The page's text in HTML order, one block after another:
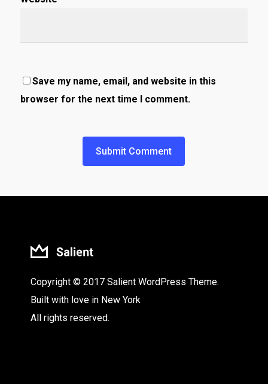
Save my name, email, and website in this
browser for the next time I comment.
Copyright © 2017 Salient WordPress Theme.
Built with love in New York
All rights reserved.